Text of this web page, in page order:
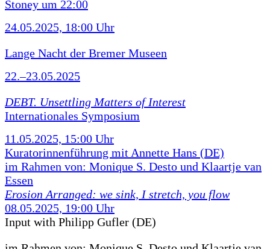
Stoney um 22:00
24.05.2025, 18:00 Uhr
Lange Nacht der Bremer Museen
22.–23.05.2025
DEBT. Unsettling Matters of Interest
Internationales Symposium
11.05.2025, 15:00 Uhr
Kuratorinnenführung mit Annette Hans (DE)
im Rahmen von: Monique S. Desto und Klaartje van
Essen
Erosion Arranged: we sink, I stretch, you flow
08.05.2025, 19:00 Uhr
Input with Philipp Gufler (DE)